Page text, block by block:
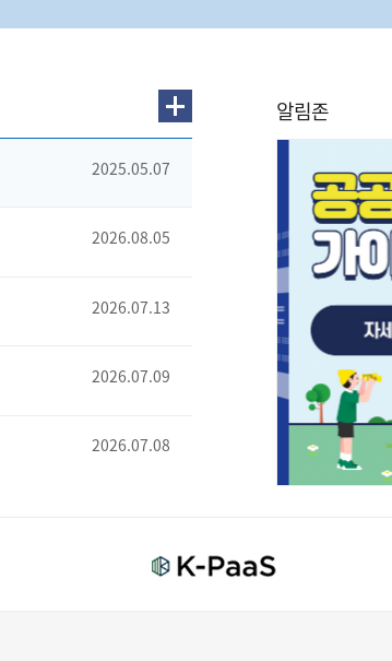
2025.05.07
2026.08.05
2026.07.13
2026.07.09
2026.07.08
알림존